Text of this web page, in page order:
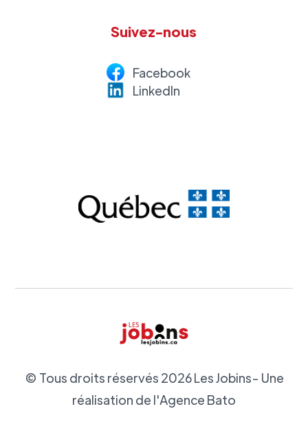
Suivez-nous
Facebook
LinkedIn
© Tous droits réservés 2026Les Jobins- Une
réalisation de l'Agence Bato